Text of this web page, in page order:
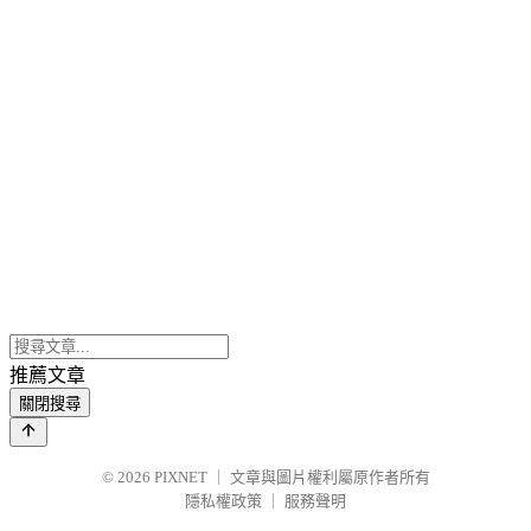
推薦文章
關閉搜尋
© 2026 PIXNET
文章與圖片權利屬原作者所有
隱私權政策
服務聲明